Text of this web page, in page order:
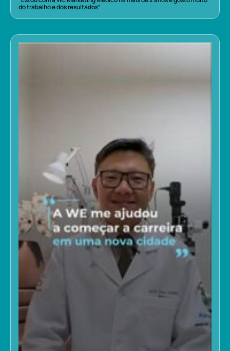
do trabalho e dos resultados”